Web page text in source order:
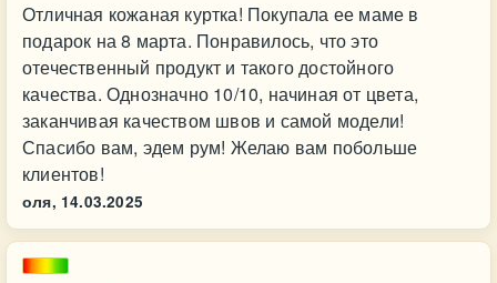
Отличная кожаная куртка! Покупала ее маме в
подарок на 8 марта. Понравилось, что это
отечественный продукт и такого достойного
качества. Однозначно 10/10, начиная от цвета,
заканчивая качеством швов и самой модели!
Спасибо вам, эдем рум! Желаю вам побольше
клиентов!
оля, 14.03.2025